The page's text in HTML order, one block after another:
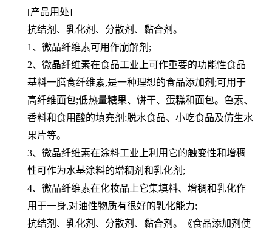
[产品用处]
抗结剂、乳化剂、分散剂、黏合剂。
1、微晶纤维素可用作崩解剂;
2、微晶纤维素在食品工业上可作重要的功能性食品
基料一膳食纤维素,是一种理想的食品添加剂;可用于
高纤维面包;低热量糖果、饼干、蛋糕和面包。色素、
香料和食用酸的填充剂;脱水食品、小吃食品及仿生水
果片等。
3、微晶纤维素在涂料工业上利用它的触变性和增稠
性可作为水基涂料的增稠剂和乳化剂;
4、微晶纤维素在化妆品上它集填料、增稠和乳化作
用于一身,对油性物质有很好的乳化能力;
抗结剂、乳化剂、分散剂、黏合剂。《食品添加剂使